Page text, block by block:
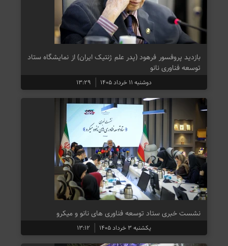
بازدید پروفسور فرهود (پدر علم ژنتیک ایران) از نمایشگاه ستاد
توسعه فناوری نانو
دوشنبه ۱۱ خرداد ۱۴۰۵ ۱۳:۲۹
نشست خبری ستاد توسعه فناوری های نانو و میکرو
یکشنبه ۳ خرداد ۱۴۰۵ ۱۳:۱۲